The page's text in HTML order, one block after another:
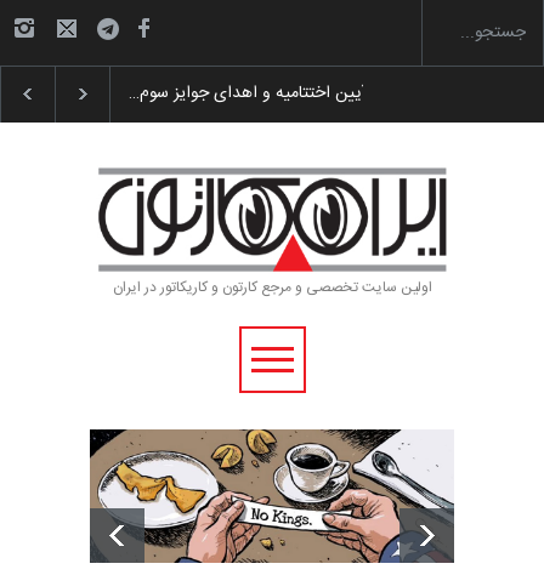
گزارش تصویری آیین اختتامیه و اهدای جوایز سوم…
اولین سایت تخصصی و مرجع کارتون و کاریکاتور در ایران